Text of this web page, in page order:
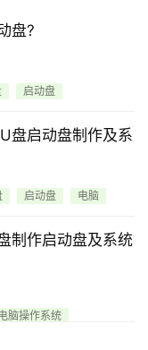
盘?
启动盘
盘启动盘制作及系
启动盘 电脑
制作启动盘及系统
脑操作系统